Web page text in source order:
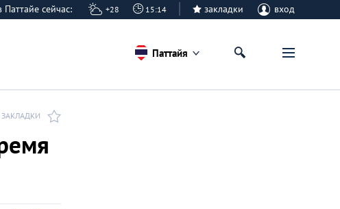
Паттайе сейчас: +28 15:14 закладки вход
Паттайя
ЗАКЛАДКИ